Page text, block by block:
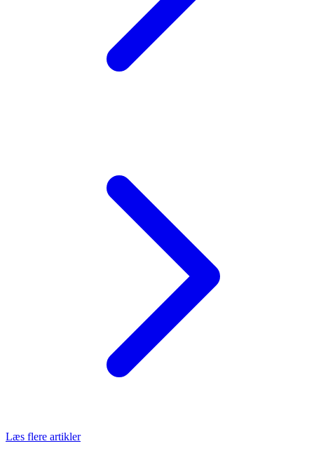
Læs flere artikler